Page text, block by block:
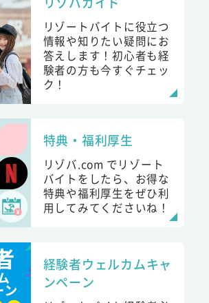
リゾートバイトに役立つ
情報や知りたい疑問にお
答えします！初心者も経
験者の方も今すぐチェッ
ク！
特典・福利厚生
リゾバ.com でリゾート
バイトをしたら、お得な
特典や福利厚生をぜひ利
用してみてくださいね！
経験者ウェルカムキャ
ンペーン